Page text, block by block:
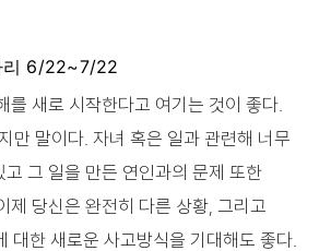
리 6/22~7/22
를 새로 시작한다고 여기는 것이 좋다.
만 말이다. 자녀 혹은 일과 관련해 너무
그 일을 만든 연인과의 문제 또한
제 당신은 완전히 다른 상황, 그리고
대한 새로운 사고방식을 기대해도 좋다.